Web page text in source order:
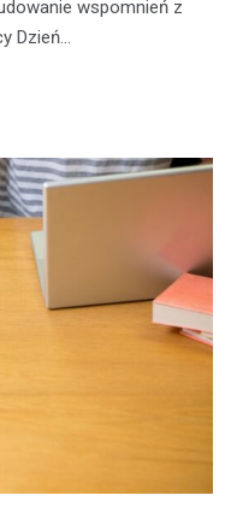
wspomnień z
Dzień…